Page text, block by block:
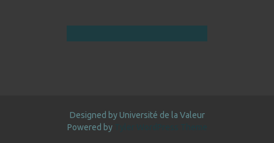
Designed by Université de la Valeur
Powered by